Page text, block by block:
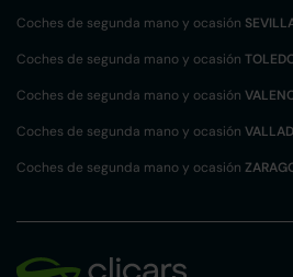
Coches de segunda mano y ocasión
Coches de segunda mano y ocasión
Coches de segunda mano y ocasión
Coches de segunda mano y ocasión
Coches de segunda mano y ocasión